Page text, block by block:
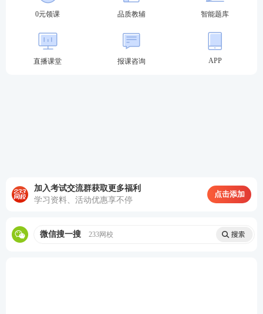
↓是否满足报考条件，欢迎咨询监理Ai报考小助手↓
考试实行报名证明事项告知承诺制，采用网上报名、
网上缴费、网上打印准考证、考后资格审核确认。报
名。
0元领课 品质教辅 智能题库
直播课堂 报课咨询 APP
加入考试交流群获取更多福利
学习资料、活动优惠享不停
点击添加
微信搜一搜 233网校